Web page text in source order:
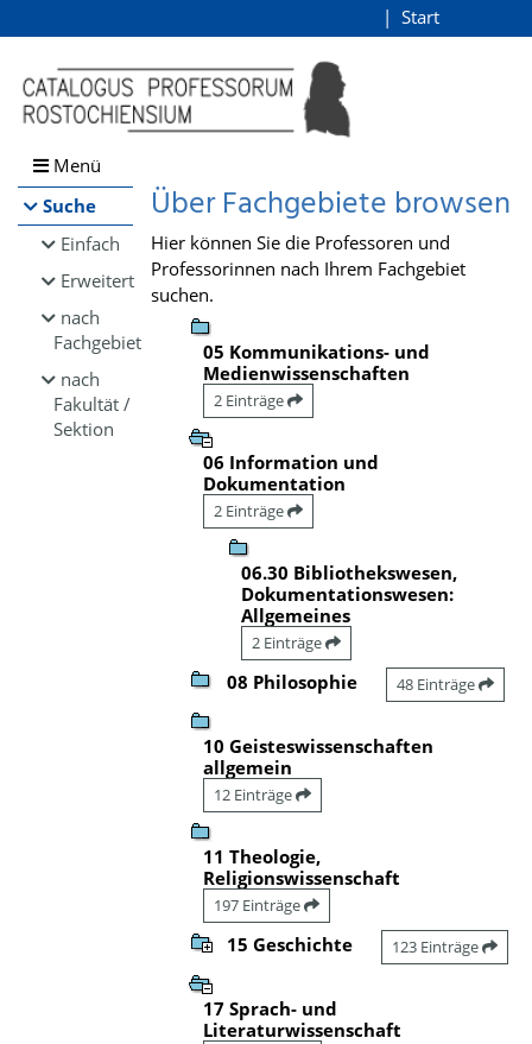
Browsen
direkt zum Inhalt
Start
Menü
Suche
Einfach
Erweitert
nach
Fachgebiet
nach
Fakultät /
Sektion
Über Fachgebiete browsen
Hier können Sie die Professoren und
Professorinnen nach Ihrem Fachgebiet
suchen.
05 Kommunikations- und
Medienwissenschaften
2 Einträge
06 Information und
Dokumentation
2 Einträge
06.30 Bibliothekswesen,
Dokumentationswesen:
Allgemeines
2 Einträge
08 Philosophie 48 Einträge
10 Geisteswissenschaften
allgemein
12 Einträge
11 Theologie,
Religionswissenschaft
197 Einträge
15 Geschichte 123 Einträge
17 Sprach- und
Literaturwissenschaft